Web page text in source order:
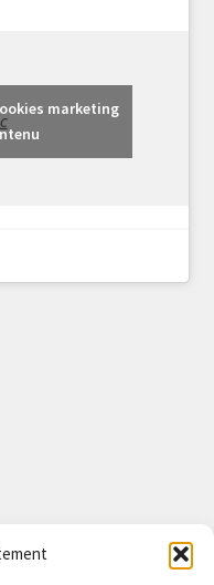
marketing